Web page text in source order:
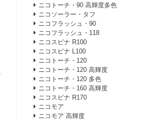
ニコトーチ・90 高輝度多色
ニコソーラー・タフ
ニコフラッシュ・90
ニコフラッシュ・118
ニコスピナ R100
ニコスピナ L100
ニコトーチ・120
ニコトーチ・120 高輝度
ニコトーチ・120 多色
ニコトーチ・160 高輝度
ニコスピナ R170
ニコモア
ニコモア 高輝度